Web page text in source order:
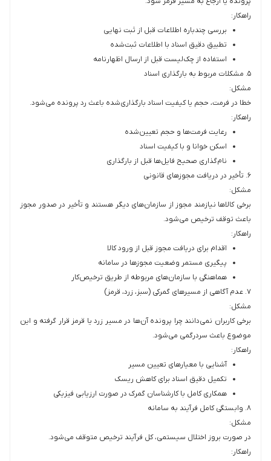
راهکار:
بررسی چندباره اطلاعات قبل از ثبت نهایی
تطبیق دقیق اسناد با اطلاعات ثبت‌شده
استفاده از چک‌لیست قبل از ارسال اظهارنامه
۵. مشکلات مربوط به بارگذاری اسناد
مشکل:
خطا در فرمت، حجم یا کيفيت اسناد بارگذاری‌شده باعث رد پرونده می‌شود.
راهکار:
رعایت فرمت‌ها و حجم تعیین‌شده
اسکن خوانا و با کیفیت اسناد
نام‌گذاری صحیح فایل‌ها قبل از بارگذاری
۶. تأخیر در دریافت مجوزهای قانونی
مشکل:
برخی کالاها نیازمند مجوز از سازمان‌های دیگر هستند و تأخیر در صدور مجوز
باعث توقف ترخیص می‌شود.
راهکار:
اقدام برای دریافت مجوز قبل از ورود کالا
پیگیری مستمر وضعیت مجوزها در سامانه
هماهنگی با سازمان‌های مربوطه از طریق ترخیص‌کار
۷. عدم آگاهی از مسیرهای گمرکی (سبز، زرد، قرمز)
مشکل:
برخی کاربران نمی‌دانند چرا پرونده آن‌ها در مسیر زرد یا قرمز قرار گرفته و این
موضوع باعث سردرگمی می‌شود.
راهکار:
آشنایی با معیارهای تعیین مسیر
تکمیل دقیق اسناد برای کاهش ریسک
همکاری کامل با کارشناسان گمرک در صورت ارزیابی فیزیکی
۸. وابستگی کامل فرآیند به سامانه
مشکل:
در صورت بروز اختلال سیستمی، کل فرآیند ترخیص متوقف می‌شود.
راهکار: